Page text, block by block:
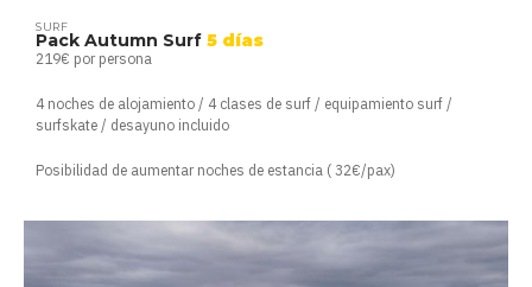
SURF
Pack Autumn Surf 5 días
219€ por persona
4 noches de alojamiento / 4 clases de surf / equipamiento surf /
surfskate / desayuno incluido
Posibilidad de aumentar noches de estancia ( 32€/pax)